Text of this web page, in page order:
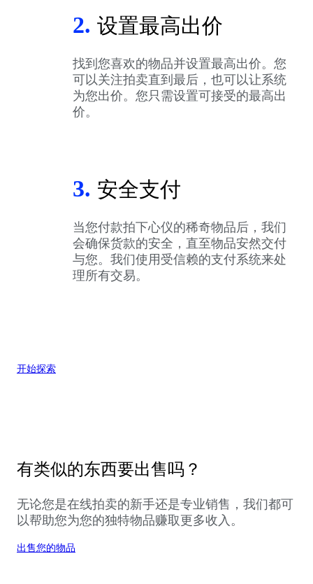
2. 设置最高出价
找到您喜欢的物品并设置最高出价。您
可以关注拍卖直到最后，也可以让系统
为您出价。您只需设置可接受的最高出
价。
3. 安全支付
当您付款拍下心仪的稀奇物品后，我们
会确保货款的安全，直至物品安然交付
与您。我们使用受信赖的支付系统来处
理所有交易。
开始探索
有类似的东西要出售吗？
无论您是在线拍卖的新手还是专业销售，我们都可
以帮助您为您的独特物品赚取更多收入。
出售您的物品